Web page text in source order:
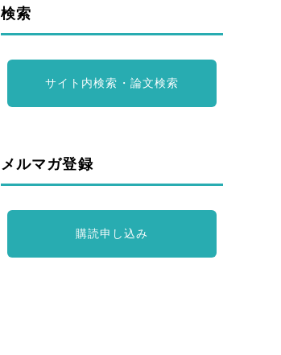
検索
サイト内検索・論文検索
メルマガ登録
購読申し込み